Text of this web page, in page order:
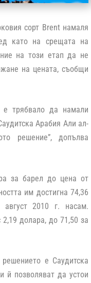
сорт Brent намаля
като на срещата на
на този етап да не
на цената, съобщи
е трябвало да намали
Арабия Али ал-
решение”, допълва
за барел до цена от
им достигна 74,36
2010 г. насам.
долара, до 71,50 за
е Саудитска
й позволяват да устои